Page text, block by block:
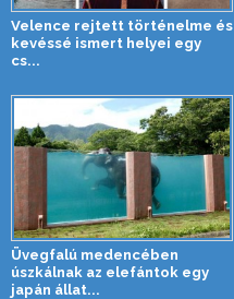
Velence rejtett történelme és
kevéssé ismert helyei egy
cs...
Üvegfalú medencében
úszkálnak az elefántok egy
japán állat...